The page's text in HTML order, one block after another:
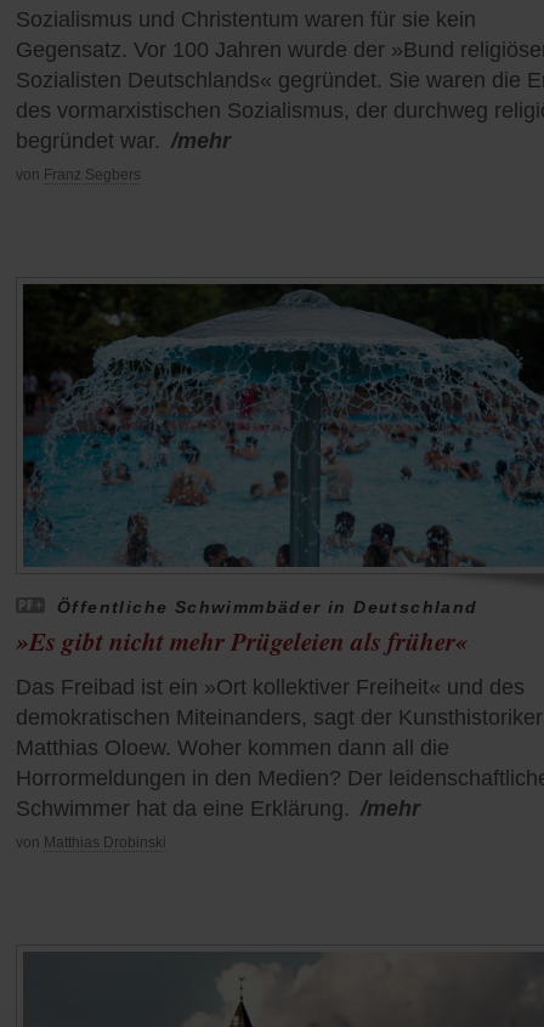
Sozialismus und Christentum waren für sie kein
Gegensatz. Vor 100 Jahren wurde der »Bund
Sozialisten Deutschlands« gegründet. Sie waren die
des vormarxistischen Sozialismus, der durchweg
begründet war. /mehr
von Franz Segbers
Öffentliche Schwimmbäder in Deutschland
»Es gibt nicht mehr Prügeleien als früher«
Das Freibad ist ein »Ort kollektiver Freiheit« und des
demokratischen Miteinanders, sagt der Kunsthistoriker
Matthias Oloew. Woher kommen dann all die
Horrormeldungen in den Medien? Der
Schwimmer hat da eine Erklärung. /mehr
von Matthias Drobinski